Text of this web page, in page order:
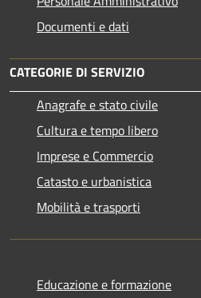
Documenti e dati
CATEGORIE DI SERVIZIO
Anagrafe e stato civile
Cultura e tempo libero
Imprese e Commercio
Catasto e urbanistica
Mobilità e trasporti
Educazione e formazione